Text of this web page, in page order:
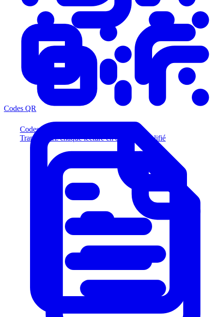
Codes QR
Transformez chaque lecture en acheteur qualifié
Codes QR